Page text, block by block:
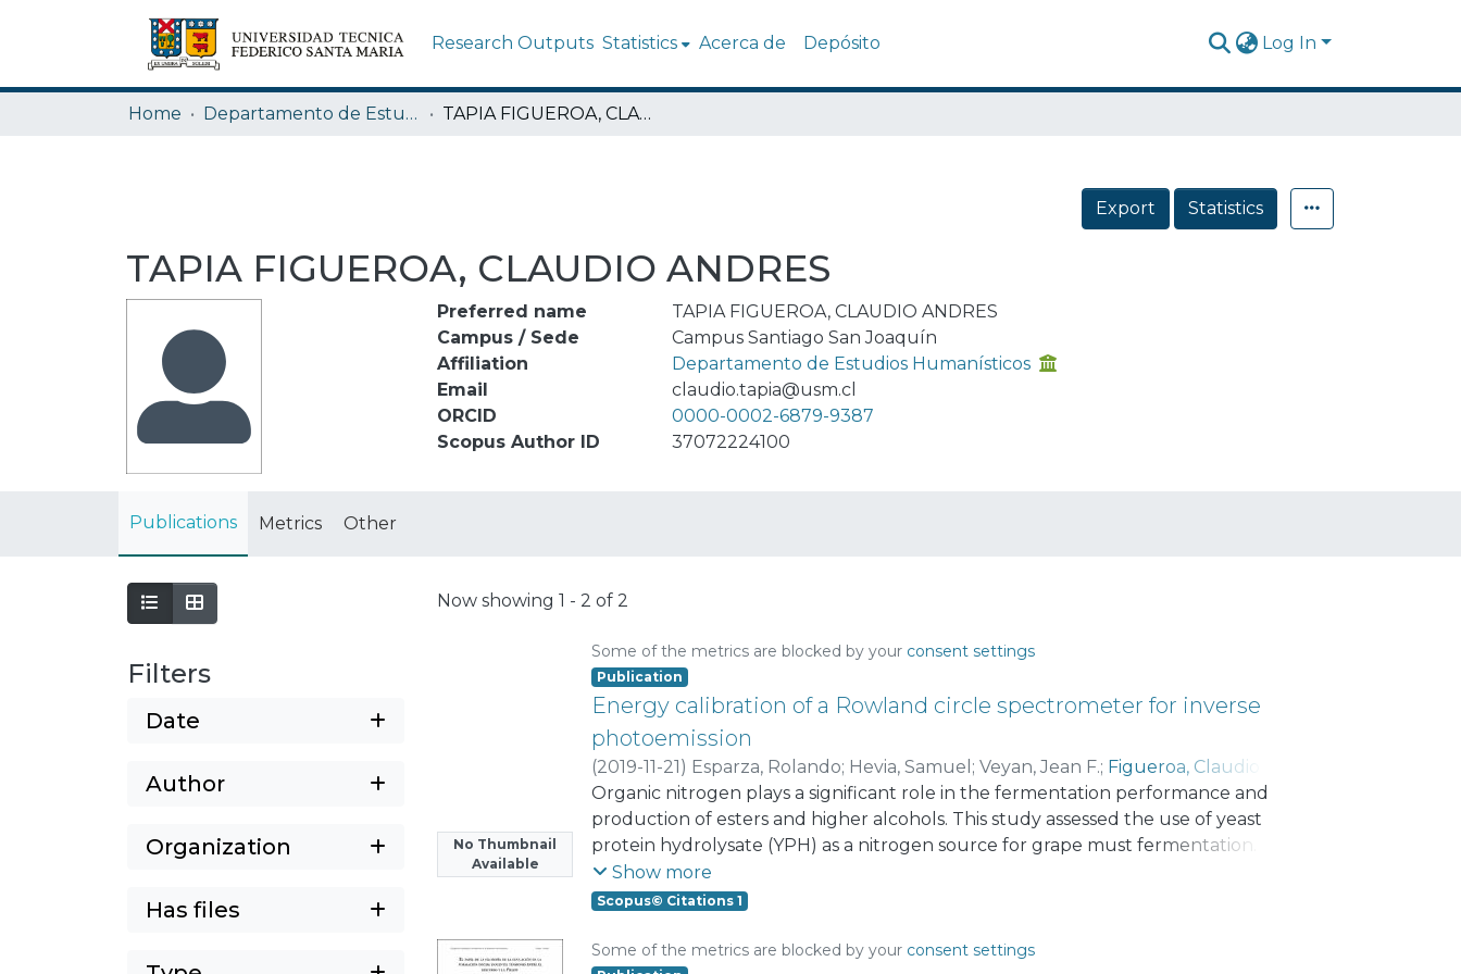
Research Outputs Statistics Acerca de Depósito Log In
Home Departamento de Estudios Humanísticos TAPIA FIGUEROA, CLAUDIO ANDRES
Export Statistics
TAPIA FIGUEROA, CLAUDIO ANDRES
Preferred name
TAPIA FIGUEROA, CLAUDIO ANDRES
Campus / Sede
Campus Santiago San Joaquín
Affiliation
Departamento de Estudios Humanísticos
Email
claudio.tapia@usm.cl
ORCID
0000-0002-6879-9387
Scopus Author ID
37072224100
Publications Metrics Other
Filters
Date
Author
Organization
Has files
Now showing 1 - 2 of 2
No Thumbnail
Available
Some of the metrics are blocked by your consent settings
Publication
Energy calibration of a Rowland circle spectrometer for inverse
photoemission
(2019-11-21) Esparza, Rolando; Hevia, Samuel ;Veyan, Jean F.; Figueroa, Claudio
Bartynski, Robert ;Del Campo, Valeria ;Henriquez Correa, Ricardo Andres
;
Häberle, Patricio
Organic nitrogen plays a significant role in the fermentation performance and
production of esters and higher alcohols. This study assessed the use of yeast
protein hydrolysate (YPH) as a nitrogen source for grape must fermentation. In
this study, we prepared an enzymatic protein hydrolysate using yeasts recovered
from a previous fermentation of wine. Three treatments were performed. DAP
(LDH) and high degrees of hydrolysis (HDH), 3.5% and 10%, respectively, were
Show more
Scopus© Citations 1
Some of the metrics are blocked by your consent settings